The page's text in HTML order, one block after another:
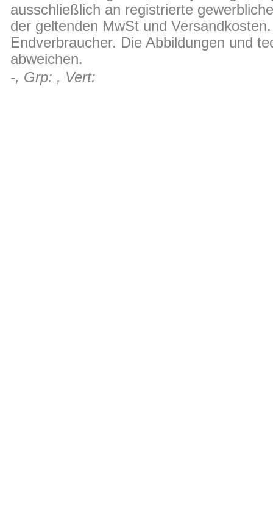
ausschließlich an registrierte
der geltenden MwSt und
Endverbraucher. Die Abbildungen und
abweichen.
-, Grp: , Vert: